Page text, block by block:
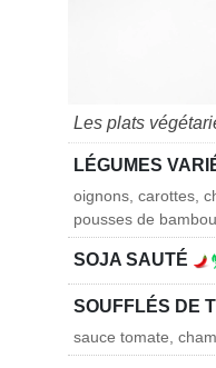
Les plats
LÉGUMES
oignons, carottes,
pousses de bambou
SOJA SAUTÉ
SOUFFLÉS DE
sauce tomate,